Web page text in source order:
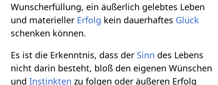
Wunscherfüllung, ein äußerlich gelebtes Leben
und materieller Erfolg kein dauerhaftes Glück
schenken können.
Es ist die Erkenntnis, dass der Sinn des Lebens
nicht darin besteht, bloß den eigenen Wünschen
undInstinkten zu folgen oder äußeren Erfolg